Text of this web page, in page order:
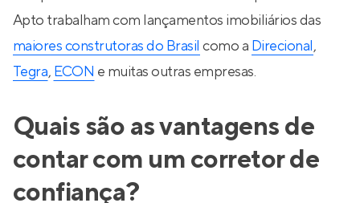
Apto trabalham com lançamentos imobiliários das
maiores construtoras do Brasil como a Direcional,
Tegra, ECON e muitas outras empresas.
Quais são as vantagens de
contar com um corretor de
confiança?